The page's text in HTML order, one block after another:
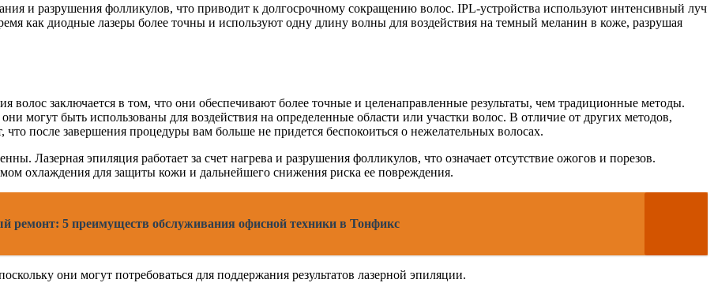
и разрушения фолликулов, что приводит к долгосрочному сокращению волос. IPL-устройства используют интенсивный луч
как диодные лазеры более точны и используют одну длину волны для воздействия на темный меланин в коже, разрушая
волос заключается в том, что они обеспечивают более точные и целенаправленные результаты, чем традиционные методы.
могут быть использованы для воздействия на определенные области или участки волос. В отличие от других методов,
после завершения процедуры вам больше не придется беспокоиться о нежелательных волосах.
Лазерная эпиляция работает за счет нагрева и разрушения фолликулов, что означает отсутствие ожогов и порезов.
охлаждения для защиты кожи и дальнейшего снижения риска ее повреждения.
ремонт: 5 преимуществ обслуживания офисной техники в Тонфикс
они могут потребоваться для поддержания результатов лазерной эпиляции.